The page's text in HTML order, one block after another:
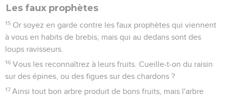
Les faux prophètes
15 Or soyez en garde contre les faux prophètes qui viennent
à vous en habits de brebis, mais qui au dedans sont des
loups ravisseurs.
16 Vous les reconnaîtrez à leurs fruits. Cueille-t-on du raisin
sur des épines, ou des figues sur des chardons ?
17 Ainsi tout bon arbre produit de bons fruits, mais l'arbre